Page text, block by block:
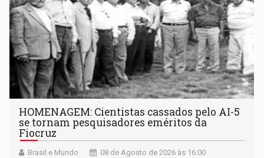
HOMENAGEM: Cientistas cassados pelo AI-5
se tornam pesquisadores eméritos da
Fiocruz
Brasil e Mundo 08 de Agosto de 2026 às 16:00